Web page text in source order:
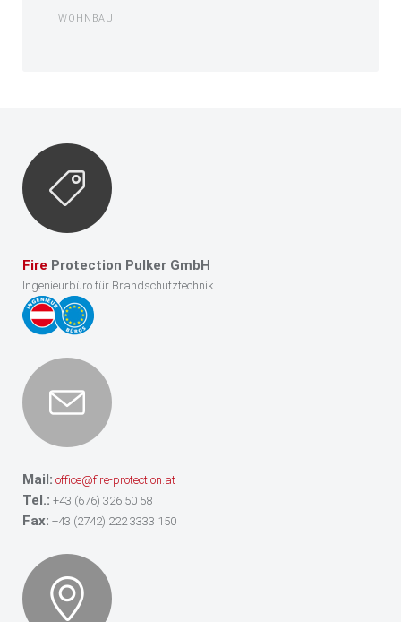
WOHNBAU
Fire Protection Pulker GmbH
Ingenieurbüro für Brandschutztechnik
Mail: office@fire-protection.at
Tel.: +43 (676) 326 50 58
Fax: +43 (2742) 222 3333 150